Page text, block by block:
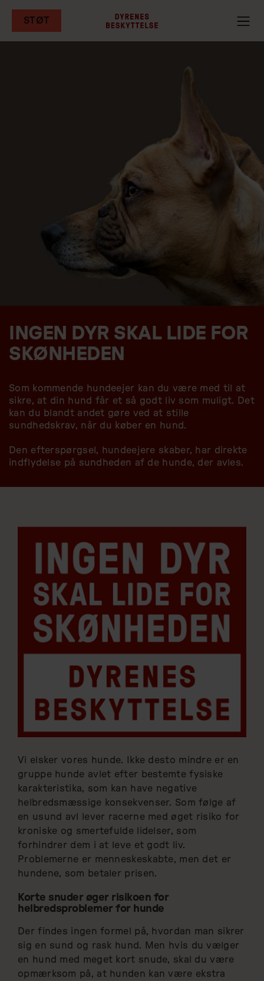
STØT
INGEN DYR SKAL LIDE FOR
SKØNHEDEN
Som kommende hundeejer kan du være med til at
sikre, at din hund får et så godt liv som muligt. Det
kan du blandt andet gøre ved at stille
sundhedskrav, når du køber en hund.
Den efterspørgsel, hundeejere skaber, har direkte
indflydelse på sundheden af de hunde, der avles.
Vi elsker vores hunde. Ikke desto mindre er en
gruppe hunde avlet efter bestemte fysiske
karakteristika, som kan have negative
helbredsmæssige konsekvenser. Som følge af
en usund avl lever racerne med øget risiko for
kroniske og smertefulde lidelser, som
forhindrer dem i at leve et godt liv.
Problemerne er menneskeskabte, men det er
hundene, som betaler prisen.
Korte snuder øger risikoen for
helbredsproblemer for hunde
Der findes ingen formel på, hvordan man sikrer
sig en sund og rask hund. Men hvis du vælger
en hund med meget kort snude, skal du være
opmærksom på, at hunden kan være ekstra